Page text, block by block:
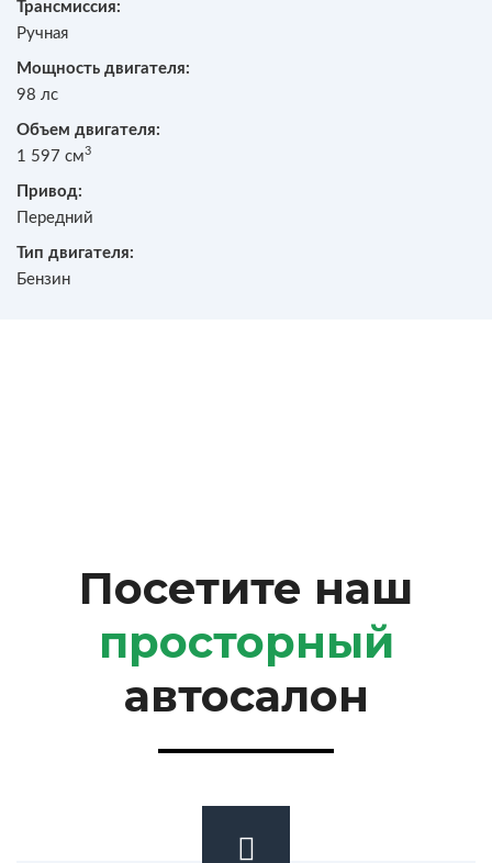
Трансмиссия:
Ручная
Мощность двигателя:
98 лс
Объем двигателя:
1 597 см3
Привод:
Передний
Тип двигателя:
Бензин
Посетите наш
просторный
автосалон